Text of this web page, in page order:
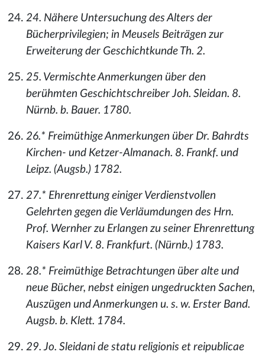
24. Nähere Untersuchung des Alters der
Bücherprivilegien; in Meusels Beiträgen zur
Erweiterung der Geschichtkunde Th. 2.
25. Vermischte Anmerkungen über den
berühmten Geschichtschreiber Joh. Sleidan. 8.
Nürnb. b. Bauer. 1780.
26.* Freimüthige Anmerkungen über Dr. Bahrdts
Kirchen- und Ketzer-Almanach. 8. Frankf. und
Leipz. (Augsb.) 1782.
27.* Ehrenrettung einiger Verdienstvollen
Gelehrten gegen die Verläumdungen des Hrn.
Prof. Wernher zu Erlangen zu seiner Ehrenrettung
Kaisers Karl V. 8. Frankfurt. (Nürnb.) 1783.
28.* Freimüthige Betrachtungen über alte und
neue Bücher, nebst einigen ungedruckten Sachen,
Auszügen und Anmerkungen u. s. w. Erster Band.
Augsb. b. Klett. 1784.
29. Jo. Sleidani de statu religionis et reipublicae